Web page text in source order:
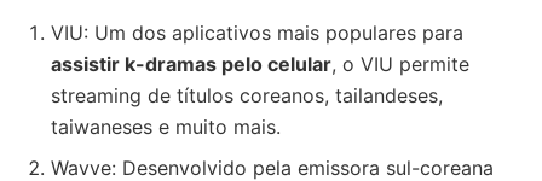
VIU: Um dos aplicativos mais populares para
assistir k-dramas pelo celular, o VIU permite
streaming de títulos coreanos, tailandeses,
taiwaneses e muito mais.
Wavve: Desenvolvido pela emissora sul-coreana